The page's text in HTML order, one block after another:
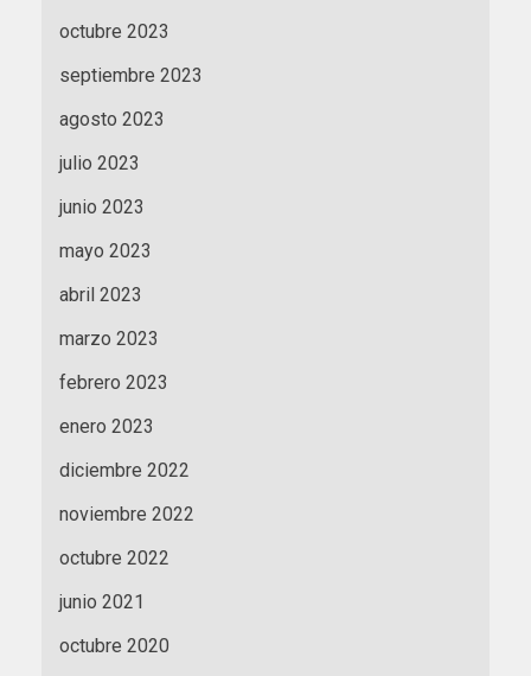
octubre 2023
septiembre 2023
agosto 2023
julio 2023
junio 2023
mayo 2023
abril 2023
marzo 2023
febrero 2023
enero 2023
diciembre 2022
noviembre 2022
octubre 2022
junio 2021
octubre 2020